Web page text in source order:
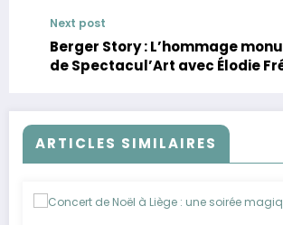
Next post
Berger Story : L’hommage
de Spectacul’Art avec Élodie
ARTICLES SIMILAIRES